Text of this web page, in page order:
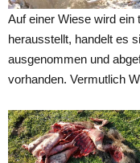
Auf einer Wiese wird
herausstellt, handelt es
ausgenommen und
vorhanden. Vermutlich